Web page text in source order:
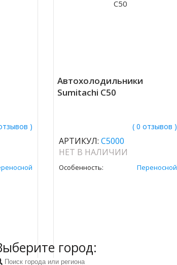
)
Автохолодильники
Sumitachi C50
( 0 отзывов )
АРТИКУЛ: C5000
НЕТ В НАЛИЧИИ
Особенность: Переносной
город: